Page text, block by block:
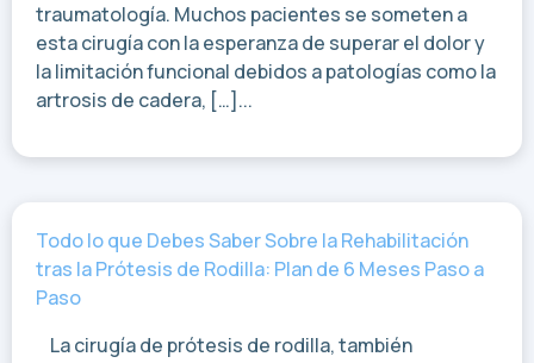
traumatología. Muchos pacientes se someten a
esta cirugía con la esperanza de superar el dolor y
la limitación funcional debidos a patologías como la
artrosis de cadera, […]...
Todo lo que Debes Saber Sobre la Rehabilitación
tras la Prótesis de Rodilla: Plan de 6 Meses Paso a
Paso
La cirugía de prótesis de rodilla, también